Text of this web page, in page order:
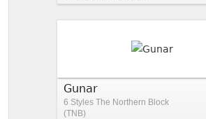
Gunar
6 Styles The Northern Block
(TNB)